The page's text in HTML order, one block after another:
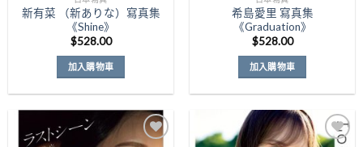
新有菜 （新ありな）寫真集
《Shine》
$528.00
加入購物車
希島愛里 寫真集
《Graduation》
$528.00
加入購物車